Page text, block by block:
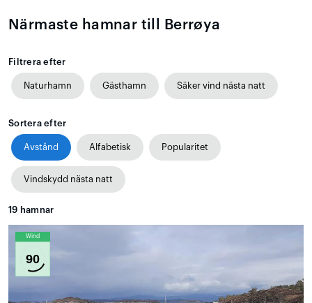
Närmaste hamnar till Berrøya
Filtrera efter
Naturhamn Gästhamn Säker vind nästa natt
Sortera efter
Avstånd Alfabetisk Popularitet
Vindskydd nästa natt
19 hamnar
Wind
90